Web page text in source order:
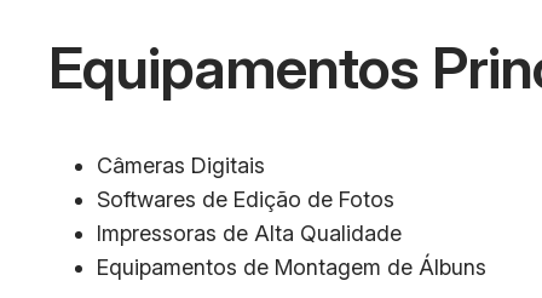
Equipamentos
Câmeras Digitais
Softwares de Edição de Fotos
Impressoras de Alta Qualidade
Equipamentos de Montagem de Álbuns